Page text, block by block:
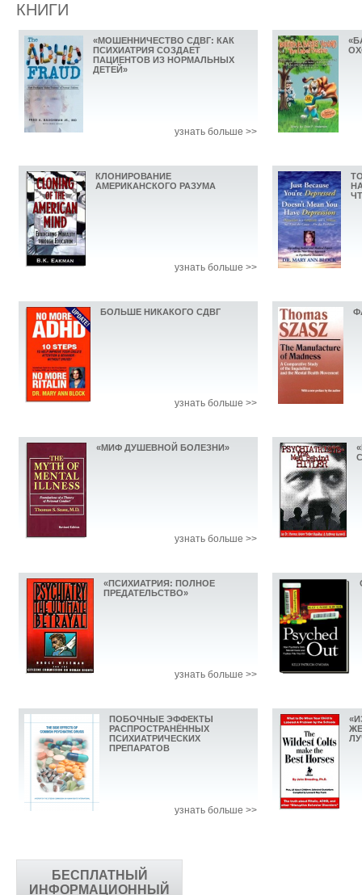
БЕСПЛАТНЫЙ
ИНФОРМАЦИОННЫЙ
КНИГИ
«МОШЕННИЧЕСТВО СДВГ: КАК
ПСИХИАТРИЯ СОЗДАЕТ
ПАЦИЕНТОВ ИЗ НОРМАЛЬНЫХ
ДЕТЕЙ»
узнать больше >>
КЛОНИРОВАНИЕ
АМЕРИКАНСКОГО РАЗУМА
узнать больше >>
БОЛЬШЕ НИКАКОГО СДВГ
узнать больше >>
«МИФ ДУШЕВНОЙ БОЛЕЗНИ»
узнать больше >>
«ПСИХИАТРИЯ: ПОЛНОЕ
ПРЕДАТЕЛЬСТВО»
узнать больше >>
ПОБОЧНЫЕ ЭФФЕКТЫ
РАСПРОСТРАНЁННЫХ
ПСИХИАТРИЧЕСКИХ
ПРЕПАРАТОВ
узнать больше >>